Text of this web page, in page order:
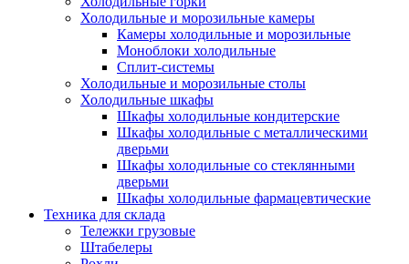
Холодильные и морозильные камеры
Камеры холодильные и морозильные
Моноблоки холодильные
Сплит-системы
Холодильные и морозильные столы
Холодильные шкафы
Шкафы холодильные кондитерские
Шкафы холодильные с металлическими
дверьми
Шкафы холодильные со стеклянными
дверьми
Шкафы холодильные фармацевтические
Техника для склада
Тележки грузовые
Штабелеры